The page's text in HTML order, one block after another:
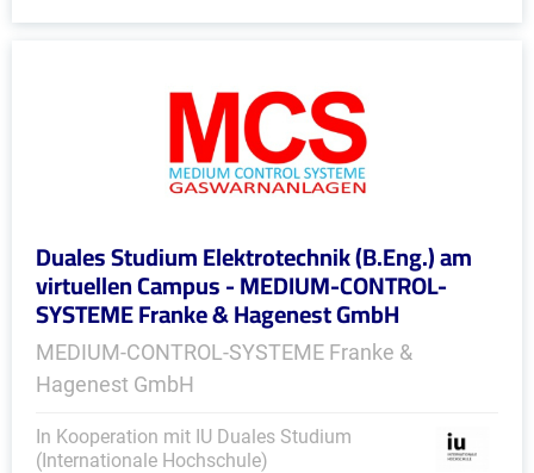
Duales Studium Elektrotechnik (B.Eng.) am
virtuellen Campus - MEDIUM-CONTROL-
SYSTEME Franke & Hagenest GmbH
MEDIUM-CONTROL-SYSTEME Franke &
Hagenest GmbH
In Kooperation mit IU Duales Studium
(Internationale Hochschule)